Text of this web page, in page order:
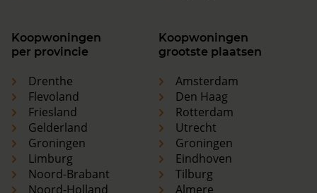
Koopwoningen
per provincie
Drenthe
Flevoland
Friesland
Gelderland
Groningen
Limburg
Noord-Brabant
Noord-Holland
Koopwoningen
grootste plaatsen
Amsterdam
Den Haag
Rotterdam
Utrecht
Groningen
Eindhoven
Tilburg
Almere